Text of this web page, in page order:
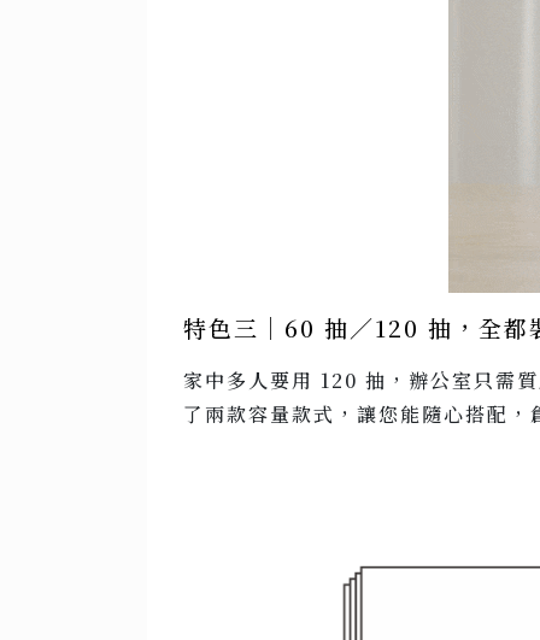
特色三｜60 抽／120 抽，全
家中多人要用 120 抽，辦公室只需
了兩款容量款式，讓您能隨心搭配